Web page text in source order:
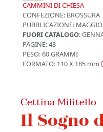
CAMMINI DI CHIESA
CONFEZIONE: BROSSURA
PUBBLICAZIONE:
FUORI CATALOGO:
PAGINE: 48
PESO: 60 GRAMMI
FORMATO: 110 X 185 mm
Cettina Militello
Il Sogno